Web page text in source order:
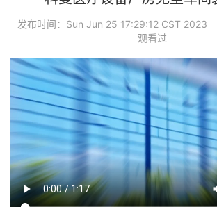
发布时间：Sun Jun 25 17:29:12 CST 2023
观看过